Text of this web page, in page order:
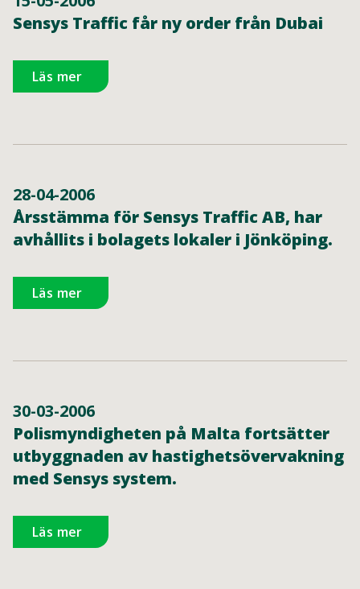
Sensys Traffic får ny order från Dubai
Läs mer
28-04-2006
Årsstämma för Sensys Traffic AB, har
avhållits i bolagets lokaler i Jönköping.
Läs mer
30-03-2006
Polismyndigheten på Malta fortsätter
utbyggnaden av hastighetsövervakning
med Sensys system.
Läs mer